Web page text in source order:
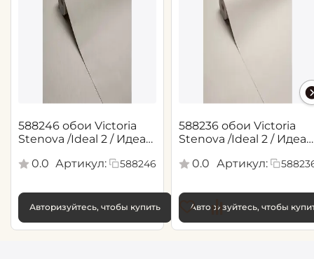
588246 обои Victoria
Stenova /Ideal 2 / Идеал
0.0 Артикул: 588246
Авторизуйтесь, чтобы купить
588236 обои Victoria
Stenova /Ideal 2 / Идеал
0.0
Артикул:
Авторизуйтесь, чтобы